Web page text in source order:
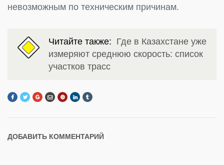
невозможным по техническим причинам.
Читайте также: Где в Казахстане уже
измеряют среднюю скорость: список
участков трасс
ДОБАВИТЬ КОММЕНТАРИЙ